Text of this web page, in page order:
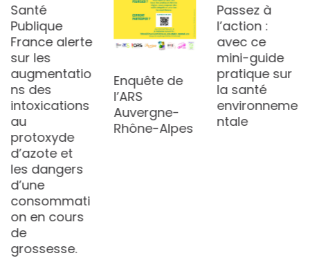
Santé
Publique
France alerte
sur les
augmentatio
ns des
intoxications
au
protoxyde
d’azote et
les dangers
d’une
consommati
on en cours
de
grossesse.
Enquête de
l’ARS
Auvergne-
Rhône-Alpes
Passez à
l’action :
avec ce
mini-guide
pratique sur
la santé
environneme
ntale